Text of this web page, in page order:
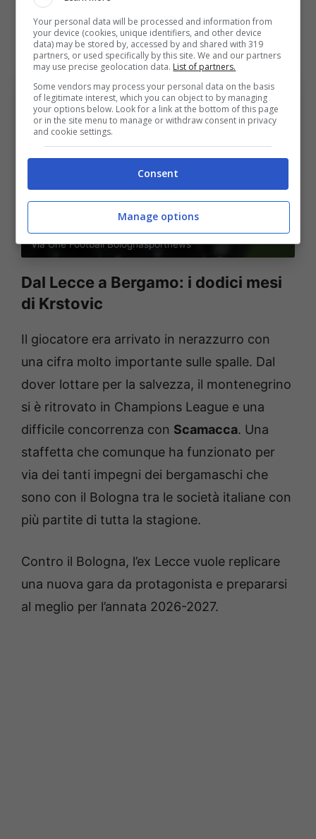
avanti. Aspettiamo ora prossima partita
sabato in casa”.
Atalanta, l’importanza di Krstovic nel match d’andata
contro i rossoblù(Foto di Marco Luzzani/Getty Images)
Via One Football Bolognasportnews
Dal Lecce a Bergamo: i dodici mesi
di Krstovic
Il giocatore era arrivato in nerazzurro con
una cifra molto importante sulle spalle. Dal
dover lottare per la salvezza, il montenegrino
si è ritrovato in Champions League e una
difficile concorrenza con Scamacca. Una
staffetta che comunque ha funzionato per
via dei tanti impegni dei bergamaschi che
sono con il Bologna tra le società italiane con
più partite di tutta la stagione.
Contro il Bologna, l’ex Lecce vuole replicare
una nuova gara da protagonista e prepararsi
al meglio per l’annata 2026-2027.
Your personal data will be processed and information from
your device (cookies, unique identifiers, and other device
data) may be stored by, accessed by and shared with 319
partners, or used specifically by this site. We and our partners
may use precise geolocation data. List of partners.
Some vendors may process your personal data on the basis
of legitimate interest, which you can object to by managing
your options below. Look for a link at the bottom of this page
or in the site menu to manage or withdraw consent in privacy
and cookie settings.
Consent
Manage options